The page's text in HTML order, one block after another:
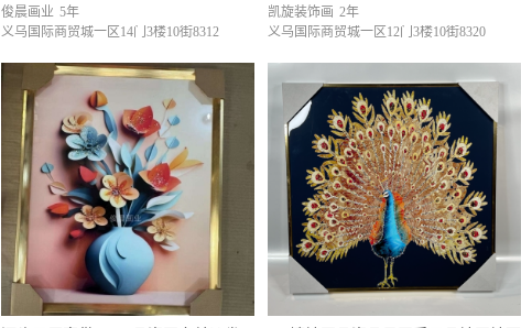
俊晨画业 5年
义乌国际商贸城一区14门3楼10街8312
凯旋装饰画 2年
义乌国际商贸城一区12门3楼10街8320